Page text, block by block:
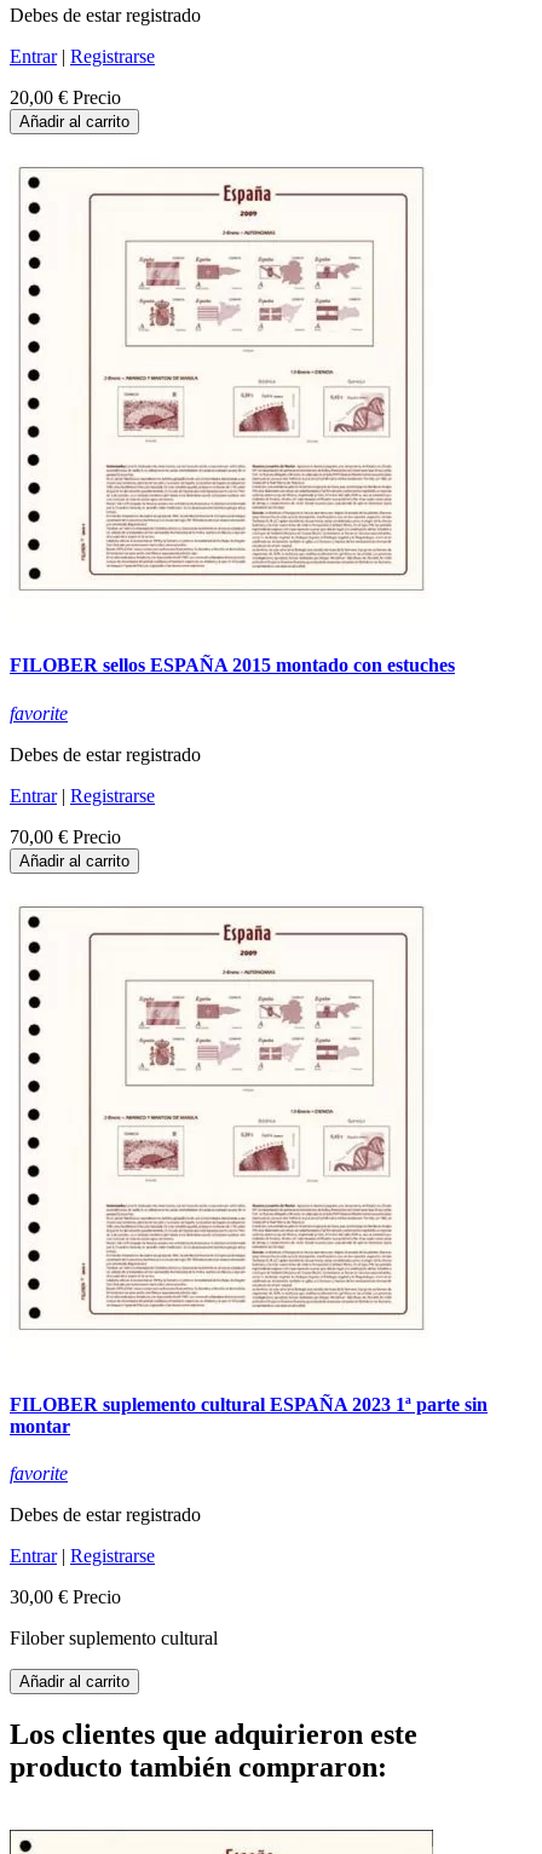
Debes de estar registrado
Entrar| Registrarse
20,00 € Precio
Añadir al carrito
FILOBER sellos ESPAÑA 2015 montado con estuches
favorite
Debes de estar registrado
Entrar| Registrarse
70,00 € Precio
Añadir al carrito
FILOBER suplemento cultural ESPAÑA 2023 1ª parte sin
montar
favorite
Debes de estar registrado
Entrar| Registrarse
30,00 € Precio
Filober suplemento cultural
Añadir al carrito
Los clientes que adquirieron este
producto también compraron: